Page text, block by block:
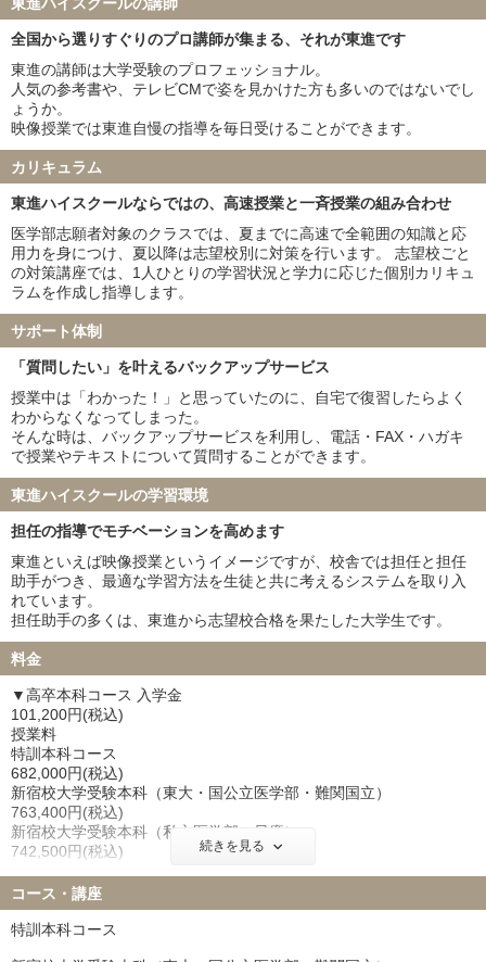
北海道大学 16名
横浜市立大学 11名
広島大学 21名
奈良県立医科大学 16名
筑波大学 18名
名古屋市立大学 14名
京都府立医科大学 9名
岡山大学 17名
信州大学 19名
金沢大学 23名
新潟大学 22名
浜松医科大学 16名
三重大学 22名
滋賀医科大学 10名
熊本大学 12名
和歌山県立医科大学 14名
群馬大学 13名
富山大学 14名
岐阜大学 23名
鹿児島大学 18名
山口大学 25名
愛媛大学 22名
香川大学 7名
福井大学 22名
弘前大学 19名
琉球大学 21名
札幌医科大学 24名
大分大学 5名
鳥取大学 13名
徳島大学 35名
旭川医科大学 21名
秋田大学 19名
山形大学 24名
福島県立医科大学 18名
島根大学 7名
佐賀大学 27名
防衛医科大学校 59名
私立大学
慶應義塾大学 39名
東京慈恵会医科大学 19名
順天堂大学 44名
日本医科大学 29名
大阪医科薬科大学 17名
関西医科大学 40名
国際医療福祉大学 48名
自治医科大学 31名
東京医科大学 23名
東邦大学 25名
帝京大学 20名
愛知医科大学 16名
東北医科薬科大学 17名
日本大学 5名
兵庫医科大学 18名
聖マリアンナ医科大学 10名
金沢医科大学 7名
福岡大学 9名
北里大学 22名
岩手医科大学 15名
獨協医科大学 13名
東京女子医科大学 11名
川崎医科大学 2名
東進ハイスクールの講師
全国から選りすぐりのプロ講師が集まる、それが東進です
東進の講師は大学受験のプロフェッショナル。
人気の参考書や、テレビCMで姿を見かけた方も多いのではないでし
ょうか。
映像授業では東進自慢の指導を毎日受けることができます。
カリキュラム
東進ハイスクールならではの、高速授業と一斉授業の組み合わせ
医学部志願者対象のクラスでは、夏までに高速で全範囲の知識と応
用力を身につけ、夏以降は志望校別に対策を行います。 志望校ごと
の対策講座では、1人ひとりの学習状況と学力に応じた個別カリキュ
ラムを作成し指導します。
サポート体制
「質問したい」を叶えるバックアップサービス
授業中は「わかった！」と思っていたのに、自宅で復習したらよく
わからなくなってしまった。
そんな時は、バックアップサービスを利用し、電話・FAX・ハガキ
で授業やテキストについて質問することができます。
東進ハイスクールの学習環境
担任の指導でモチベーションを高めます
東進といえば映像授業というイメージですが、校舎では担任と担任
助手がつき、最適な学習方法を生徒と共に考えるシステムを取り入
れています。
担任助手の多くは、東進から志望校合格を果たした大学生です。
料金
▼高卒本科コース 入学金
101,200円(税込)
授業料
特訓本科コース
682,000円(税込)
新宿校大学受験本科（東大・国公立医学部・難関国立）
763,400円(税込)
新宿校大学受験本科（私立医学部・早慶）
742,500円(税込)
コース外受講料
■追加講習講座
1講座につき 77,000円(税込)
続きを見る
コース・講座
特訓本科コース